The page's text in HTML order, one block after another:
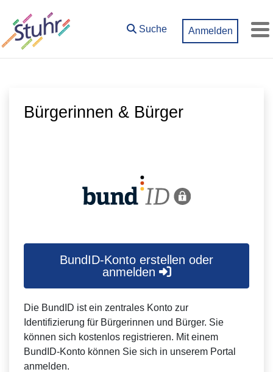
Zum Hauptinhalt springen
Suche Anmelden
Bürgerinnen & Bürger
BundID-Konto erstellen oder
anmelden
Die BundID ist ein zentrales Konto zur
Identifizierung für Bürgerinnen und Bürger. Sie
können sich kostenlos registrieren. Mit einem
BundID-Konto können Sie sich in unserem Portal
anmelden.